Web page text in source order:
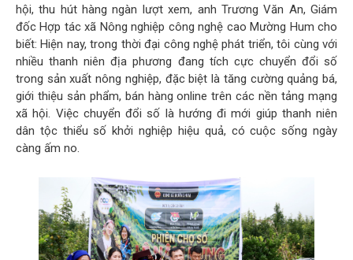
hội, thu hút hàng ngàn lượt xem, anh Trương Văn An, Giám
đốc Hợp tác xã Nông nghiệp công nghệ cao Mường Hum cho
biết: Hiện nay, trong thời đại công nghệ phát triển, tôi cùng với
nhiều thanh niên địa phương đang tích cực chuyển đổi số
trong sản xuất nông nghiệp, đặc biệt là tăng cường quảng bá,
giới thiệu sản phẩm, bán hàng online trên các nền tảng mạng
xã hội. Việc chuyển đổi số là hướng đi mới giúp thanh niên
dân tộc thiểu số khởi nghiệp hiệu quả, có cuộc sống ngày
càng ấm no.